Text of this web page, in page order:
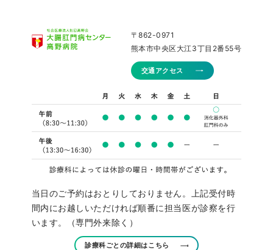
〒862-0971
熊本市中央区大江3丁目2番55号
交通アクセス
当日のご予約はおとりしておりません。上記受付時
間内にお越しいただければ順番に担当医が診察を行
います。（専門外来除く）
診療科ごとの詳細はこちら